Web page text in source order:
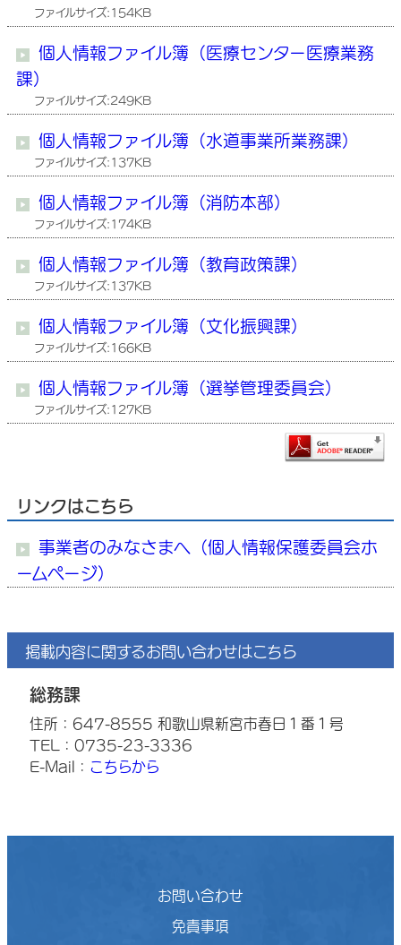
ファイルサイズ:154KB
個人情報ファイル簿（医療センター医療業務
課）
ファイルサイズ:249KB
個人情報ファイル簿（水道事業所業務課）
ファイルサイズ:137KB
個人情報ファイル簿（消防本部）
ファイルサイズ:174KB
個人情報ファイル簿（教育政策課）
ファイルサイズ:137KB
個人情報ファイル簿（文化振興課）
ファイルサイズ:166KB
個人情報ファイル簿（選挙管理委員会）
ファイルサイズ:127KB
リンクはこちら
事業者のみなさまへ（個人情報保護委員会ホ
ームページ）
掲載内容に関するお問い合わせはこちら
総務課
住所：647-8555 和歌山県新宮市春日１番１号
TEL：0735-23-3336
E-Mail： こちらから
お問い合わせ
免責事項